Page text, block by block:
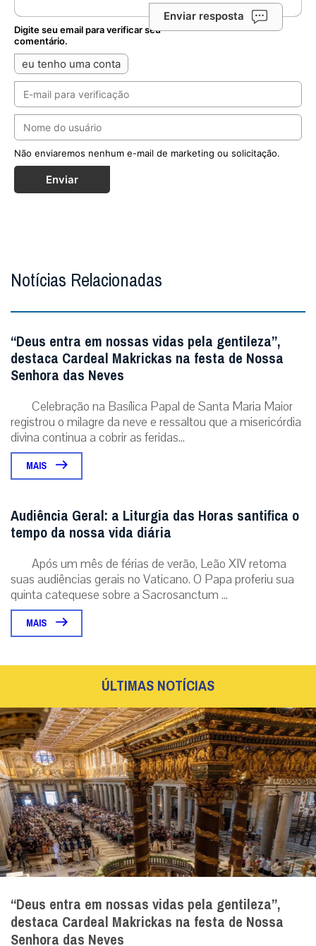
Enviar resposta
Digite seu email para verificar seu
comentário.
eu tenho uma conta
Não enviaremos nenhum e-mail de marketing ou solicitação.
Enviar
Notícias Relacionadas
“Deus entra em nossas vidas pela gentileza”,
destaca Cardeal Makrickas na festa de Nossa
Senhora das Neves
Celebração na Basílica Papal de Santa Maria Maior
registrou o milagre da neve e ressaltou que a misericórdia
divina continua a cobrir as feridas...
MAIS
Audiência Geral: a Liturgia das Horas santifica o
tempo da nossa vida diária
Após um mês de férias de verão, Leão XIV retoma
suas audiências gerais no Vaticano. O Papa proferiu sua
quinta catequese sobre a Sacrosanctum ...
MAIS
ÚLTIMAS NOTÍCIAS
“Deus entra em nossas vidas pela gentileza”,
destaca Cardeal Makrickas na festa de Nossa
Senhora das Neves